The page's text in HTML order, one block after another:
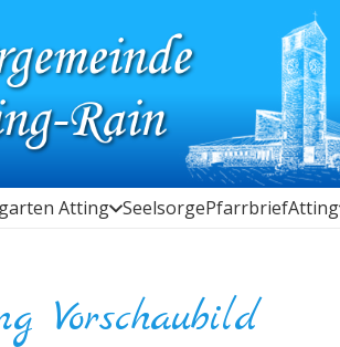
Atting SeelsorgePfarrbriefAtting
Vorschaubild